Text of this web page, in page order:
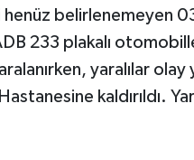
henüz belirlenemeyen
233 plakalı
yaralılar
kaldırıldı.